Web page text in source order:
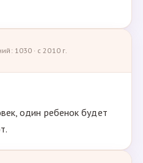
1030 · с 2010 г.
один ребенок будет